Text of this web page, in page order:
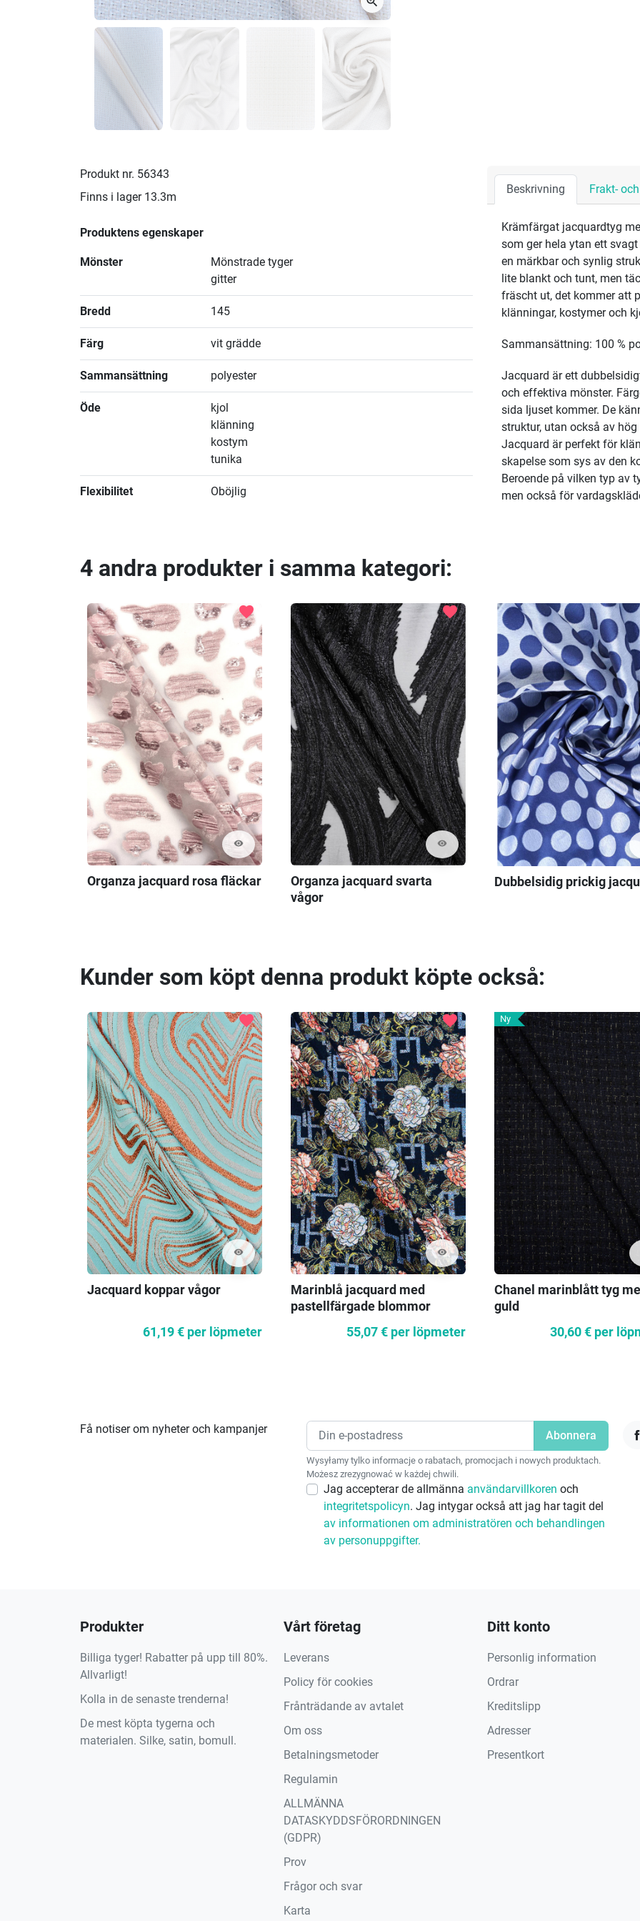
Produkt nr. 56343
Finns i lager 13.3m
Produktens egenskaper
Mönster
Mönstrade tyger
gitter
Bredd 145
Färg vit grädde
Sammansättning polyester
Öde
kjol
klänning
kostym
tunika
Flexibilitet Oböjlig
Beskrivning Frakt-
Krämfärgat jacquardtyg
som ger hela ytan ett
en märkbar och synlig
lite blankt och tunt, men
fräscht ut, det kommer att
klänningar, kostymer och
Sammansättning: 100 %
Jacquard är ett
och effektiva mönster.
sida ljuset kommer. De
struktur, utan också av
Jacquard är perfekt för
skapelse som sys av den
Beroende på vilken typ av
men också för
4 andra produkter i samma kategori:
visibility
favorite
Organza jacquard rosa fläckar
visibility
favorite
Organza jacquard svarta
vågor
Dubbelsidig prickig
Kunder som köpt denna produkt köpte också:
visibility
favorite
Jacquard koppar vågor
61,19 € per löpmeter
visibility
favorite
Marinblå jacquard med
pastellfärgade blommor
55,07 € per löpmeter
Ny
Chanel marinblått tyg
guld
30,60 € per
Få notiser om nyheter och kampanjer
Wysyłamy tylko informacje o rabatach, promocjach i nowych produktach.
Możesz zrezygnować w każdej chwili.
Jag accepterar de allmänna användarvillkoren och
integritetspolicyn. Jag intygar också att jag har tagit del
av informationen om administratören och behandlingen
av personuppgifter.
Produkter
Billiga tyger! Rabatter på upp till 80%.
Allvarligt!
Kolla in de senaste trenderna!
De mest köpta tygerna och
materialen. Silke, satin, bomull.
Vårt företag
Leverans
Policy för cookies
Frånträdande av avtalet
Om oss
Betalningsmetoder
Regulamin
ALLMÄNNA
DATASKYDDSFÖRORDNINGEN
(GDPR)
Prov
Frågor och svar
Karta
Ditt konto
Personlig information
Ordrar
Kreditslipp
Adresser
Presentkort